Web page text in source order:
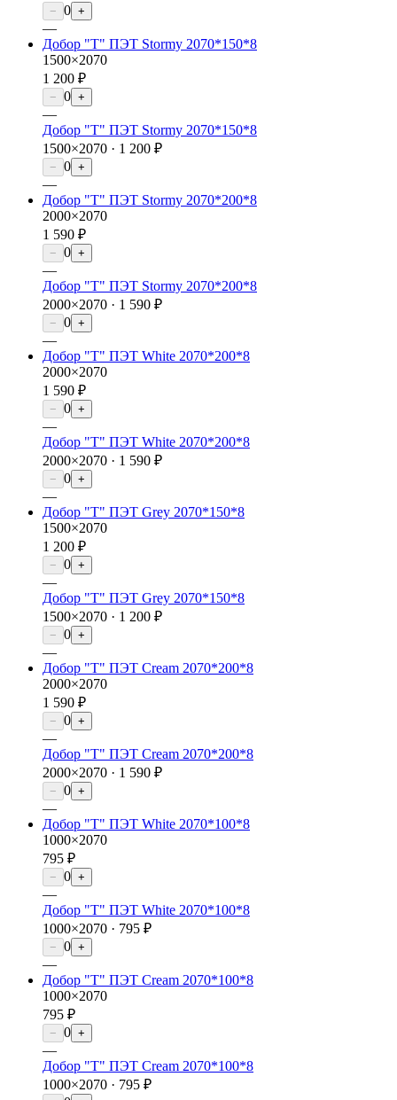
− 0 +
—
Добор "Т" ПЭТ Stormy 2070*150*8
1500×2070
1 200 ₽
− 0 +
—
Добор "Т" ПЭТ Stormy 2070*150*8
1500×2070 · 1 200 ₽
− 0 +
—
Добор "Т" ПЭТ Stormy 2070*200*8
2000×2070
1 590 ₽
− 0 +
—
Добор "Т" ПЭТ Stormy 2070*200*8
2000×2070 · 1 590 ₽
− 0 +
—
Добор "Т" ПЭТ White 2070*200*8
2000×2070
1 590 ₽
− 0 +
—
Добор "Т" ПЭТ White 2070*200*8
2000×2070 · 1 590 ₽
− 0 +
—
Добор "Т" ПЭТ Grey 2070*150*8
1500×2070
1 200 ₽
− 0 +
—
Добор "Т" ПЭТ Grey 2070*150*8
1500×2070 · 1 200 ₽
− 0 +
—
Добор "Т" ПЭТ Cream 2070*200*8
2000×2070
1 590 ₽
− 0 +
—
Добор "Т" ПЭТ Cream 2070*200*8
2000×2070 · 1 590 ₽
− 0 +
—
Добор "Т" ПЭТ White 2070*100*8
1000×2070
795 ₽
− 0 +
—
Добор "Т" ПЭТ White 2070*100*8
1000×2070 · 795 ₽
− 0 +
—
Добор "Т" ПЭТ Cream 2070*100*8
1000×2070
795 ₽
− 0 +
—
Добор "Т" ПЭТ Cream 2070*100*8
1000×2070 · 795 ₽